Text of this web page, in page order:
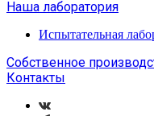
Наша лаборатория
Испытательная
Собственное
Контакты